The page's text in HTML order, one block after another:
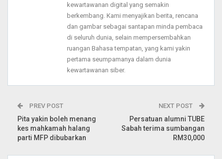
kewartawanan digital yang semakin
berkembang. Kami menyajikan berita, rencana
dan gambar sebagai santapan minda pembaca
di seluruh dunia, selain mempersembahkan
ruangan Bahasa tempatan, yang kami yakin
pertama seumpamanya dalam dunia
kewartawanan siber.
PREV POST
Pita yakin boleh menang
kes mahkamah halang
parti MFP dibubarkan
NEXT POST
Persatuan alumni TUBE
Sabah terima sumbangan
RM30,000